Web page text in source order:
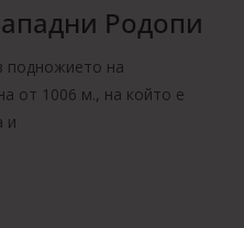
Родопи
подножието на
от 1006 м., на който е
и